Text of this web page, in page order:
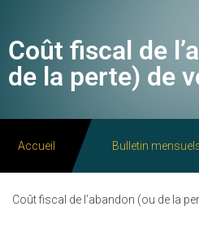
Coût fiscal de
de la perte) de
Accueil Bulletin
Coût fiscal de l’abandon (ou de la